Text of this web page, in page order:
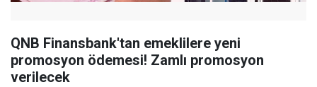
QNB Finansbank'tan emeklilere yeni
promosyon ödemesi! Zamlı promosyon
verilecek